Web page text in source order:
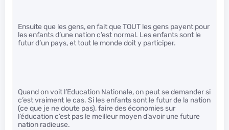
Ensuite que les gens, en fait que TOUT les gens payent pour
les enfants d’une nation c’est normal. Les enfants sont le
futur d’un pays, et tout le monde doit y participer.
Quand on voit l’Education Nationale, on peut se demander si
c’est vraiment le cas. Si les enfants sont le futur de la nation
(ce que je ne doute pas), faire des économies sur
l’éducation c’est pas le meilleur moyen d’avoir une future
nation radieuse.